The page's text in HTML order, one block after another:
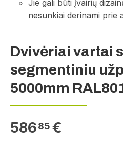
Jie gali būti įvairių
nesunkiai derinami prie
Dvivėriai vartai
segmentiniu
5000mm
58685 €